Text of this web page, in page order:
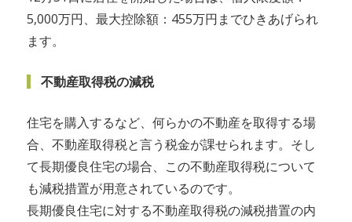
5,000万円、最大控除額：455万円までひきあげられ
ます。
不動産取得税の減税
住宅を購入するなど、何らかの不動産を取得する場
合、不動産取得税と言う税金が課せられます。そし
て長期優良住宅の場合、この不動産取得税について
も減税措置が用意されているのです。
長期優良住宅に対する不動産取得税の減税措置の内